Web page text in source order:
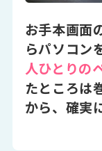
お手本画面
らパソコン
人ひとりの
たところは
から、確実